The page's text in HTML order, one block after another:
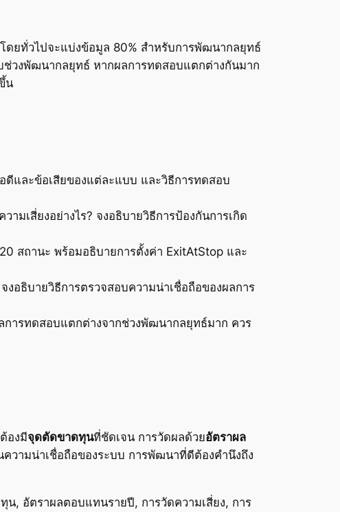
ดยทั่วไปจะแบ่งข้อมูล 80% สำหรับการพัฒนากลยุทธ์
ช่วงพัฒนากลยุทธ์ หากผลการทดสอบแตกต่างกันมาก
น
ดีและข้อเสียของแต่ละแบบ และวิธีการทดสอบ
มเสี่ยงอย่างไร? จงอธิบายวิธีการป้องกันการเกิด
สถานะ พร้อมอธิบายการตั้งค่า ExitAtStop และ
อธิบายวิธีการตรวจสอบความน่าเชื่อถือของผลการ
การทดสอบแตกต่างจากช่วงพัฒนากลยุทธ์มาก ควร
ต้องมีจุดตัดขาดทุนที่ชัดเจน การวัดผลด้วยอัตราผล
วามน่าเชื่อถือของระบบ การพัฒนาที่ดีต้องคำนึงถึง
, อัตราผลตอบแทนรายปี, การวัดความเสี่ยง, การ